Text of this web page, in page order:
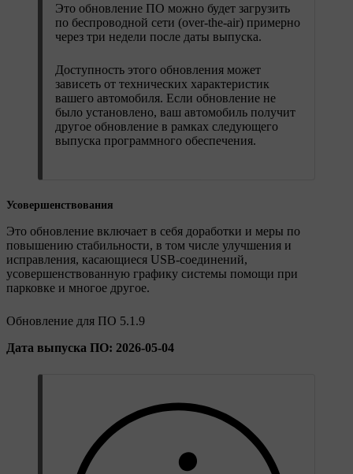
Это обновление ПО можно будет загрузить
по беспроводной сети (over-the-air) примерно
через три недели после даты выпуска.
Доступность этого обновления может
зависеть от технических характеристик
вашего автомобиля. Если обновление не
было установлено, ваш автомобиль получит
другое обновление в рамках следующего
выпуска программного обеспечения.
Усовершенствования
Это обновление включает в себя доработки и меры по
повышению стабильности, в том числе улучшения и
исправления, касающиеся USB-соединений,
усовершенствованную графику системы помощи при
парковке и многое другое.
Обновление для ПО 5.1.9
Дата выпуска ПО: 2026-05-04